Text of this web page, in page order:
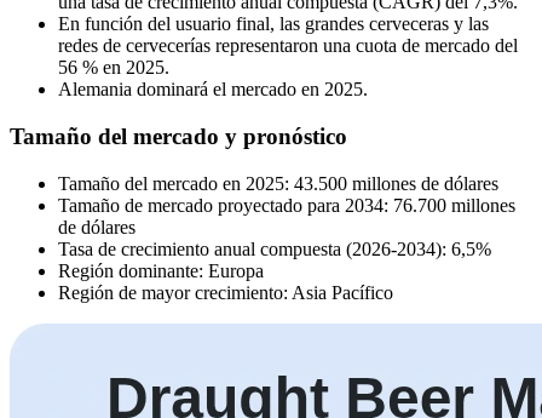
En función del usuario final, las grandes cerveceras y las
redes de cervecerías representaron una cuota de mercado del
56 % en 2025.
Alemania dominará el mercado en 2025.
Tamaño del mercado y pronóstico
Tamaño del mercado en 2025: 43.500 millones de dólares
Tamaño de mercado proyectado para 2034: 76.700 millones
de dólares
Tasa de crecimiento anual compuesta (2026-2034): 6,5%
Región dominante: Europa
Región de mayor crecimiento: Asia Pacífico